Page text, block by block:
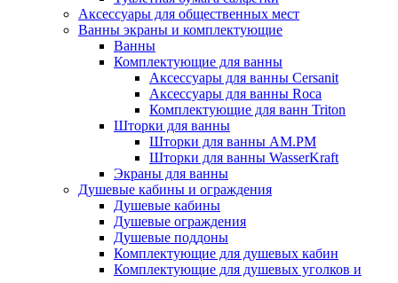
Аксессуары для общественных мест
Ванны экраны и комплектующие
Ванны
Комплектующие для ванны
Аксессуары для ванны Cersanit
Аксессуары для ванны Roca
Комплектующие для ванн Triton
Шторки для ванны
Шторки для ванны AM.PM
Шторки для ванны WasserKraft
Экраны для ванны
Душевые кабины и ограждения
Душевые кабины
Душевые ограждения
Душевые поддоны
Комплектующие для душевых кабин
Комплектующие для душевых уголков и